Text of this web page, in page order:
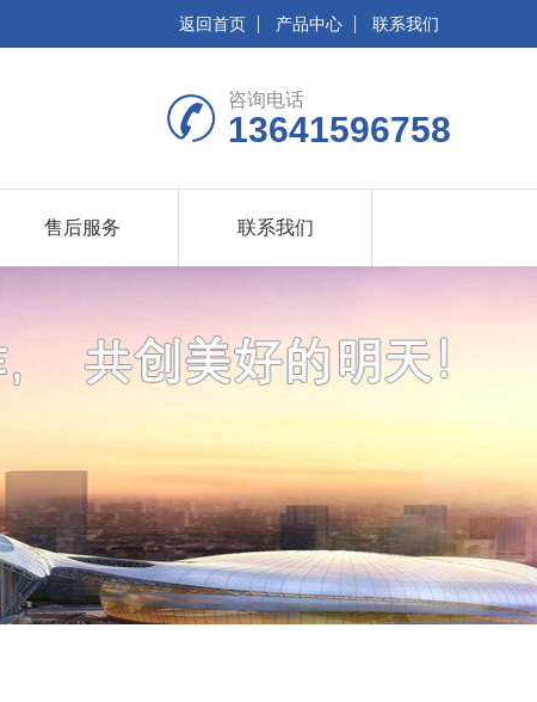
返回首页 产品中心 联系我们
咨询电话
13641596758
售后服务 联系我们